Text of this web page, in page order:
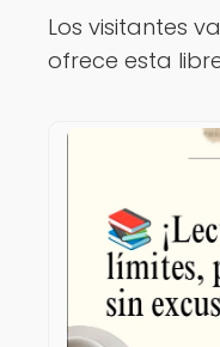
Los visitantes
ofrece esta